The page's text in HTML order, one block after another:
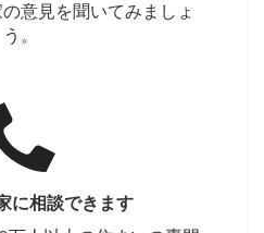
意見を聞いてみましょ
う。
に相談できます